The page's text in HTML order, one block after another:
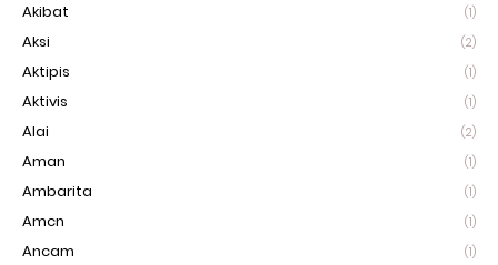
Akibat (1)
Aksi (2)
Aktipis (1)
Aktivis (1)
Alai (2)
Aman (1)
Ambarita (1)
Amcn (1)
Ancam (1)